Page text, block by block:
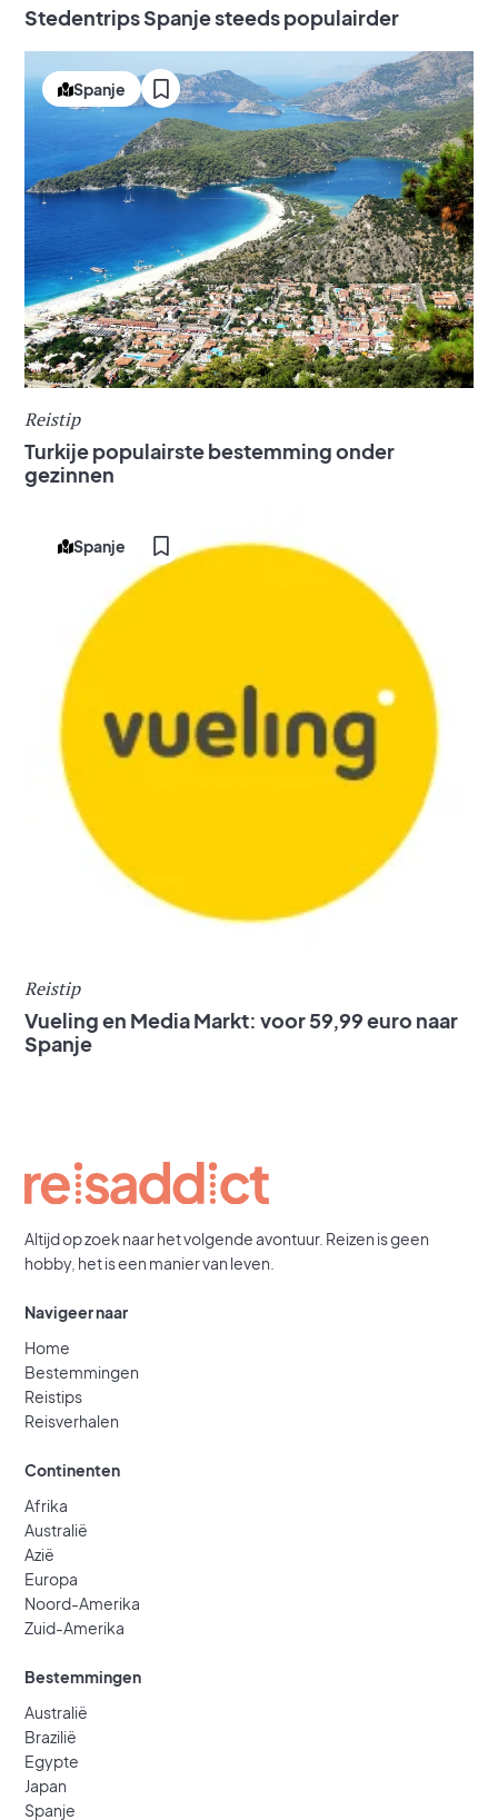
Stedentrips Spanje steeds populairder
Spanje
Reistip
Turkije populairste bestemming onder
gezinnen
Spanje
Reistip
Vueling en Media Markt: voor 59,99 euro naar
Spanje
Altijd op zoek naar het volgende avontuur. Reizen is geen
hobby, het is een manier van leven.
Navigeer naar
Home
Bestemmingen
Reistips
Reisverhalen
Continenten
Afrika
Australië
Azië
Europa
Noord-Amerika
Zuid-Amerika
Bestemmingen
Australië
Brazilië
Egypte
Japan
Spanje